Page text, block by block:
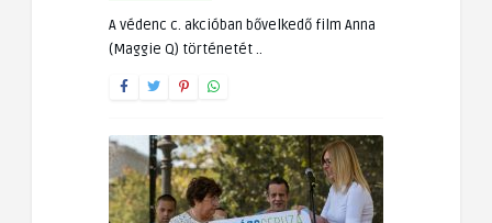
A védenc c. akcióban bővelkedő film Anna
(Maggie Q) történetét ..